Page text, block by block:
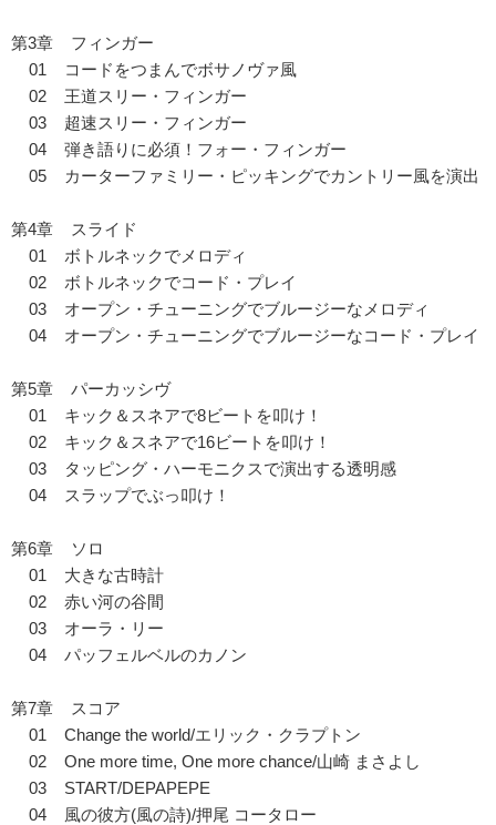
第3章 フィンガー
01 コードをつまんでボサノヴァ風
02 王道スリー・フィンガー
03 超速スリー・フィンガー
04 弾き語りに必須！フォー・フィンガー
05 カーターファミリー・ピッキングでカントリー風を演出
第4章 スライド
01 ボトルネックでメロディ
02 ボトルネックでコード・プレイ
03 オープン・チューニングでブルージーなメロディ
04 オープン・チューニングでブルージーなコード・プレイ
第5章 パーカッシヴ
01 キック＆スネアで8ビートを叩け！
02 キック＆スネアで16ビートを叩け！
03 タッピング・ハーモニクスで演出する透明感
04 スラップでぶっ叩け！
第6章 ソロ
01 大きな古時計
02 赤い河の谷間
03 オーラ・リー
04 パッフェルベルのカノン
第7章 スコア
01 Change the world/エリック・クラプトン
02 One more time, One more chance/山崎 まさよし
03 START/DEPAPEPE
04 風の彼方(風の詩)/押尾 コータロー